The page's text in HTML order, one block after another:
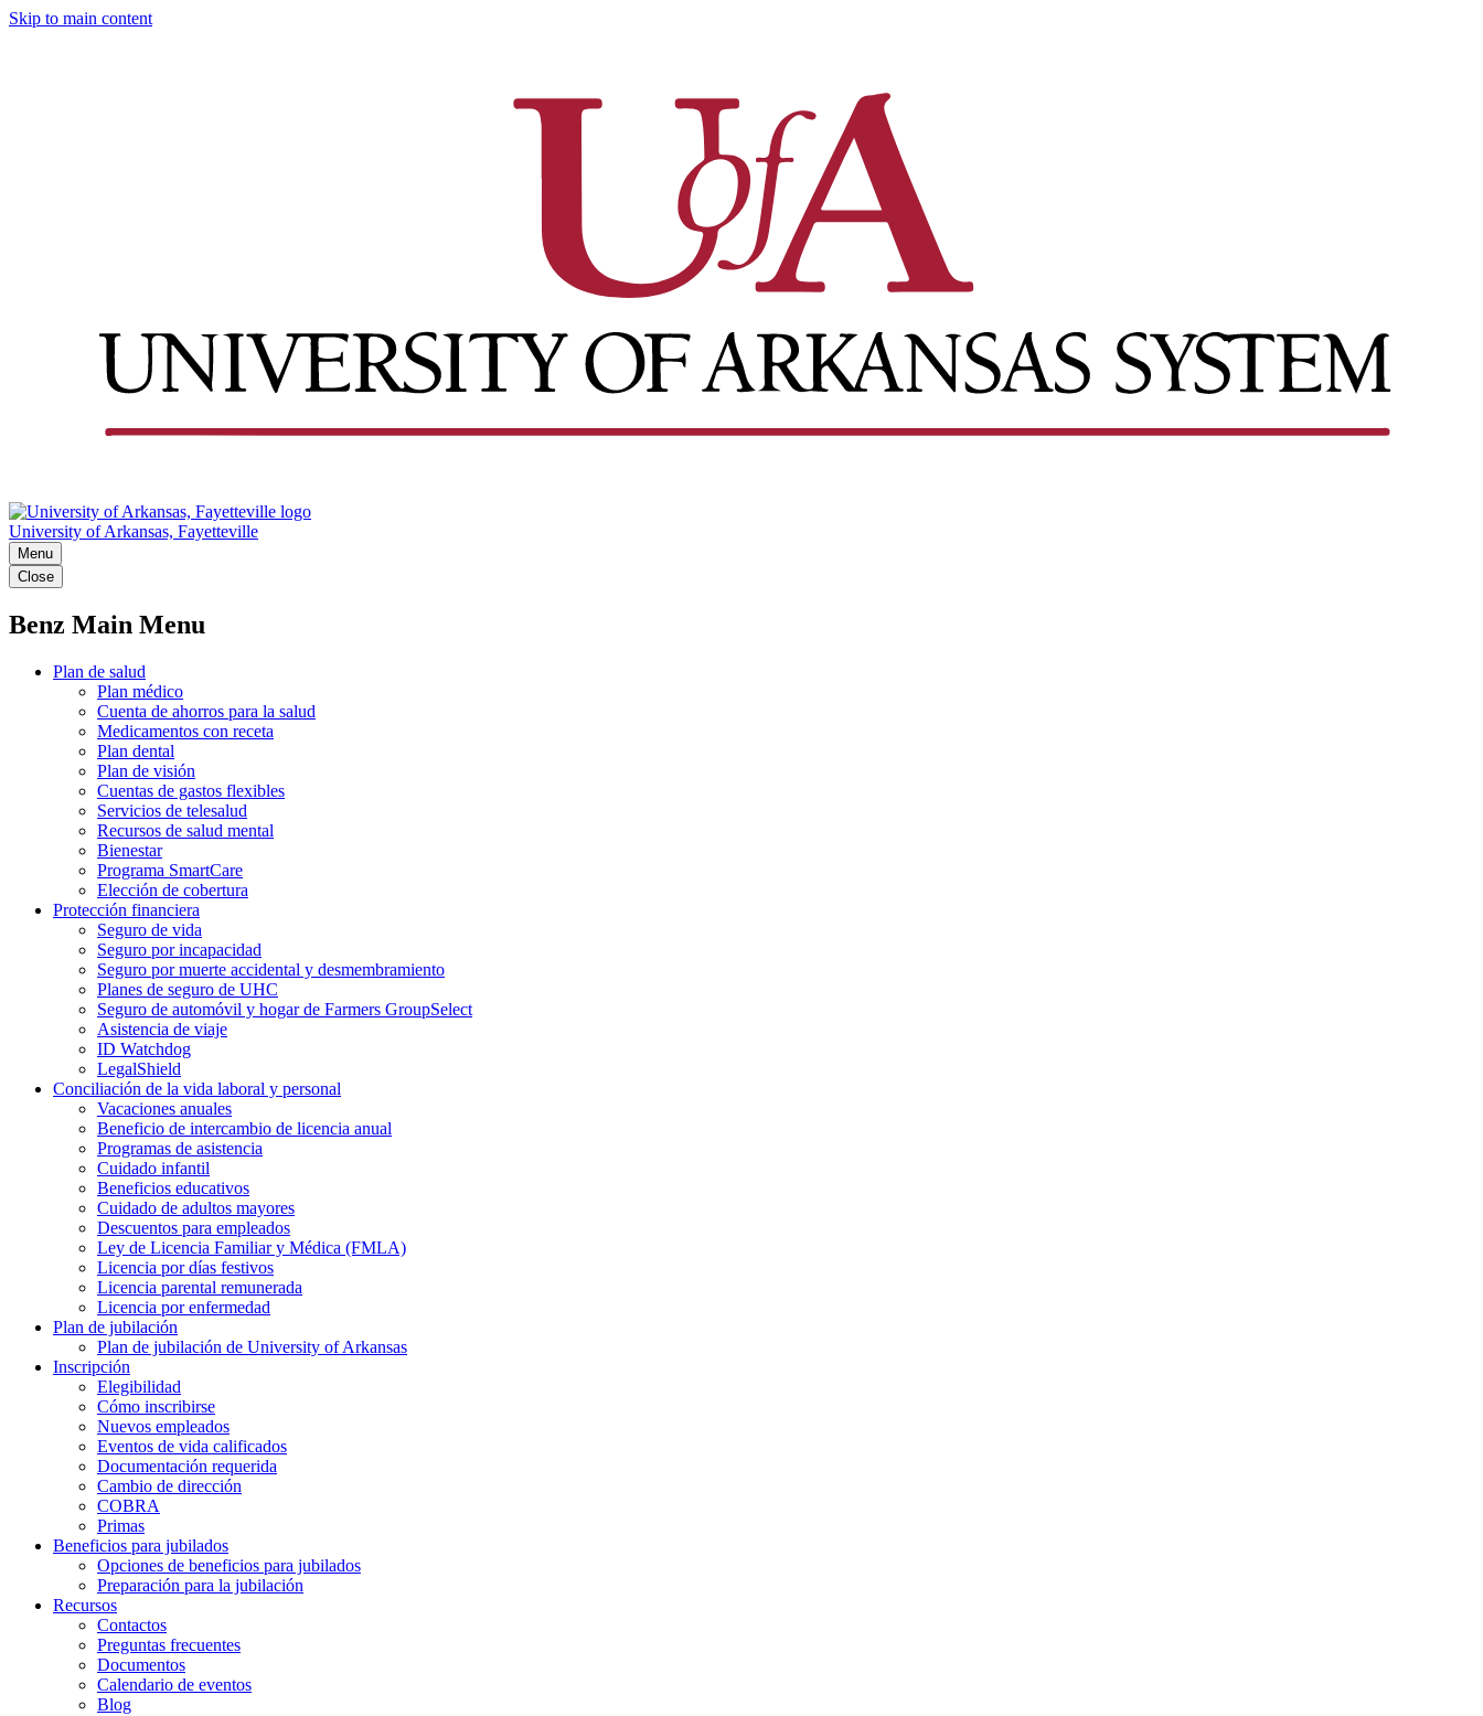
Skip to main content
University of Arkansas, Fayetteville
Menu
Close
Benz Main Menu
Plan de salud
Plan médico
Cuenta de ahorros para la salud
Medicamentos con receta
Plan dental
Plan de visión
Cuentas de gastos flexibles
Servicios de telesalud
Recursos de salud mental
Bienestar
Programa SmartCare
Elección de cobertura
Protección financiera
Seguro de vida
Seguro por incapacidad
Seguro por muerte accidental y desmembramiento
Planes de seguro de UHC
Seguro de automóvil y hogar de Farmers GroupSelect
Asistencia de viaje
ID Watchdog
LegalShield
Conciliación de la vida laboral y personal
Vacaciones anuales
Beneficio de intercambio de licencia anual
Programas de asistencia
Cuidado infantil
Beneficios educativos
Cuidado de adultos mayores
Descuentos para empleados
Ley de Licencia Familiar y Médica (FMLA)
Licencia por días festivos
Licencia parental remunerada
Licencia por enfermedad
Plan de jubilación
Plan de jubilación de University of Arkansas
Inscripción
Elegibilidad
Cómo inscribirse
Nuevos empleados
Eventos de vida calificados
Documentación requerida
Cambio de dirección
COBRA
Primas
Beneficios para jubilados
Opciones de beneficios para jubilados
Preparación para la jubilación
Recursos
Contactos
Preguntas frecuentes
Documentos
Calendario de eventos
Blog